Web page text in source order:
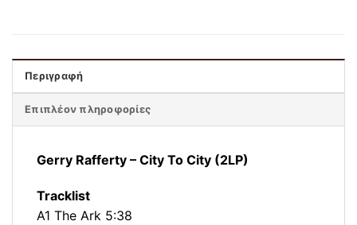
Περιγραφή
Επιπλέον πληροφορίες
Gerry Rafferty – City To City (2LP)
Tracklist
A1 The Ark 5:38